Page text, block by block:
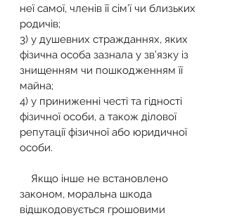
неї самої, членів її сім’ї чи близьких
родичів;
3) у душевних стражданнях, яких
фізична особа зазнала у зв’язку із
знищенням чи пошкодженням її
майна;
4) у приниженні честі та гідності
фізичної особи, а також ділової
репутації фізичної або юридичної
особи.
законом, моральна шкода
відшкодовується грошовими